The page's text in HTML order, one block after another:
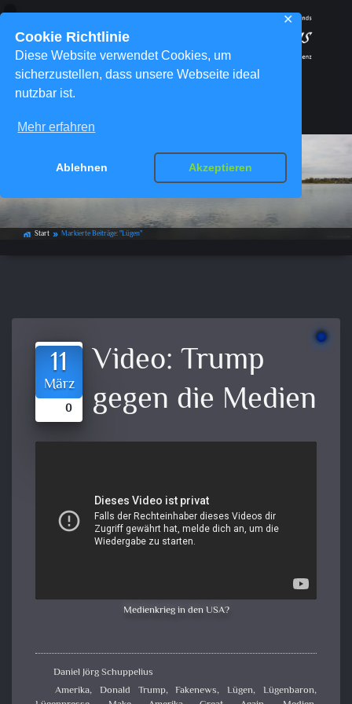
Cookie Richtlinie
Diese Website verwendet Cookies, um
sicherzustellen, dass unsere Webseite ideal
nutzbar ist.
Mehr erfahren
Ablehnen Akzeptieren
✕
Schlagwort-Archiv:Lügen
home_work Start double_arrow Markierte Beiträge: "Lügen"
11
März
0
Video: Trump
gegen die Medien
Medienkrieg in den USA?
Daniel Jörg Schuppelius
Amerika, Donald Trump,Fakenews,Lügen,Lügenbaron,